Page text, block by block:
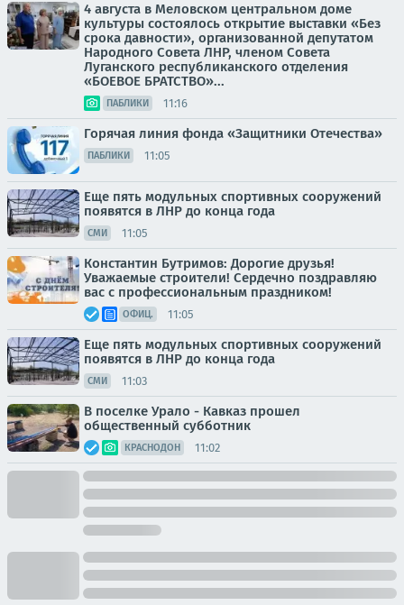
4 августа в Меловском центральном доме
культуры состоялось открытие выставки «Без
срока давности», организованной депутатом
Народного Совета ЛНР, членом Совета
Луганского республиканского отделения
«БОЕВОЕ БРАТСТВО»...
ПАБЛИКИ 11:16
Горячая линия фонда «Защитники Отечества»
ПАБЛИКИ 11:05
Еще пять модульных спортивных сооружений
появятся в ЛНР до конца года
СМИ 11:05
Константин Бутримов: Дорогие друзья!
Уважаемые строители! Сердечно поздравляю
вас с профессиональным праздником!
ОФИЦ. 11:05
Еще пять модульных спортивных сооружений
появятся в ЛНР до конца года
СМИ 11:03
В поселке Урало - Кавказ прошел
общественный субботник
КРАСНОДОН 11:02